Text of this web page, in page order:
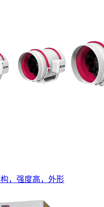
，强度高，外形